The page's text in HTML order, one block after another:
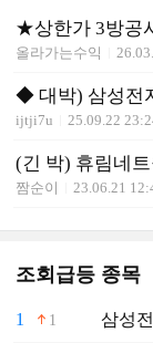
★상한가 3방공
올라가는수익
ijtji7u 25.09.22
(긴 박) 휴림네
짬순이 23.06.21
조회급등 종목
1 1 삼성